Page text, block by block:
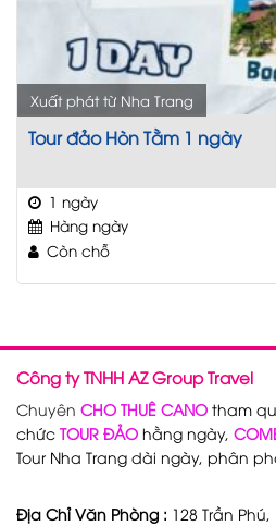
Tour đảo Hòn Tằm 1 ngày
Xuất phát từ Nha Trang
1 ngày
Hàng ngày
Còn chỗ
Công ty TNHH AZ Group Travel
Chuyên CHO THUÊ CANO tham
chức TOUR ĐẢO hằng ngày,
Tour Nha Trang dài ngày, phân
Địa Chỉ Văn Phòng : 128 Trần